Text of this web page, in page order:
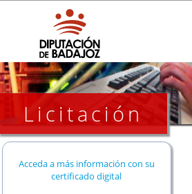
Licitación
Acceda a más información con su
certificado digital